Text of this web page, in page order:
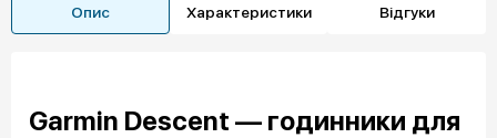
Опис Характеристики Відгуки
Garmin Descent — годинники для